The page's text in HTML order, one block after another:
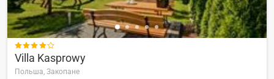

Villa Kasprowy
Польша, Закопане